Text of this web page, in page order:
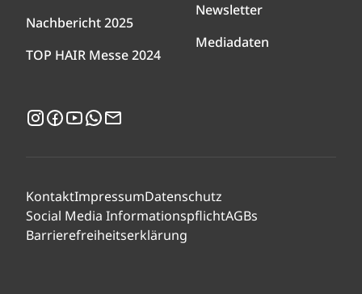
Nachbericht 2025
TOP HAIR Messe 2024
Newsletter
Mediadaten
Instagram
Facebook
YouTubeWhatsApp
KontaktImpressumDatenschutz
Social Media InformationspflichtAGBs
Barrierefreiheitserklärung